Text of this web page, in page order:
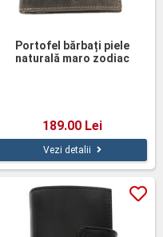
Portofel bărbați piele
naturală maro zodiac
189.00 Lei
Vezi detalii